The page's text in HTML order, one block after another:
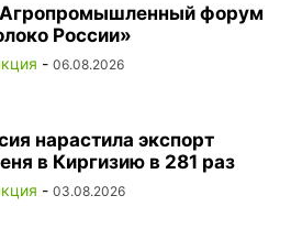
форум
России»
- 06.08.2026
нарастила экспорт
в Киргизию в 281 раз
- 03.08.2026